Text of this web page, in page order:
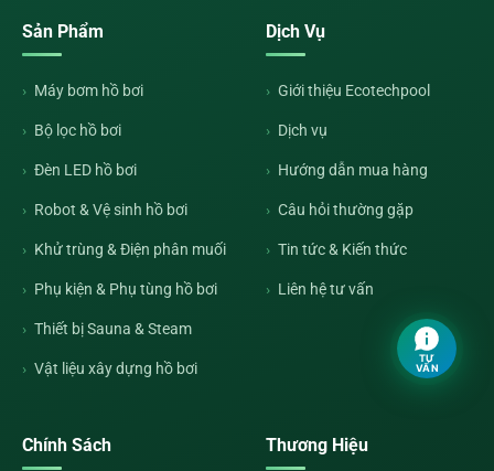
Sản Phẩm
Máy bơm hồ bơi
Bộ lọc hồ bơi
Đèn LED hồ bơi
Robot & Vệ sinh hồ bơi
Khử trùng & Điện phân muối
Phụ kiện & Phụ tùng hồ bơi
Thiết bị Sauna & Steam
Vật liệu xây dựng hồ bơi
Dịch Vụ
Giới thiệu Ecotechpool
Dịch vụ
Hướng dẫn mua hàng
Câu hỏi thường gặp
Tin tức & Kiến thức
Liên hệ tư vấn
Chính Sách Thương Hiệu
TƯ
VẤN